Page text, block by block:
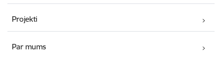
Projekti
Par mums